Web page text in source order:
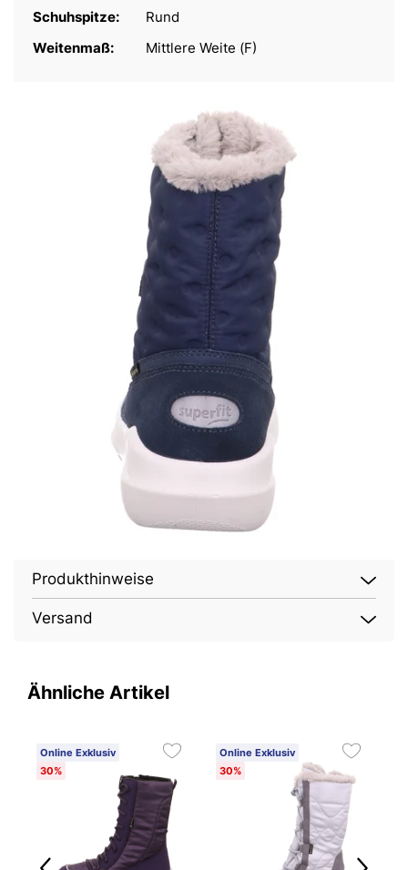
Schuhspitze:
Rund
Weitenmaß:
Mittlere Weite (F)
Produkthinweise
Versand
Ähnliche Artikel
Online Exklusiv
30%
Online Exklusiv
30%